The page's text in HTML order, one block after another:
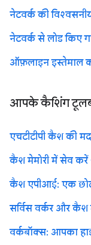
नेटवर्क की
नेटवर्क से लोड किए
ऑफ़लाइन इस्तेमाल
आपके कैशिंग
एचटीटीपी कैश की
कैश मेमोरी में सेव
कैश एपीआई: एक
सर्विस वर्कर और कैश
वर्कबॉक्स: आपका